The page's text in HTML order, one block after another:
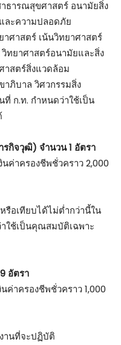
ธารณสุขศาสตร์ อนามัยสิ่ง
ละความปลอดภัย
ศาสตร์ เน้นวิทยาศาสตร์
ทยาศาสตร์อนามัยและสิ่ง
าสตร์สิ่งแวดล้อม
าภิบาล วิศวกรรมสิ่ง
ก.ท. กำหนดว่าใช้เป็น
กิจวุฒิ) จำนวน 1 อัตรา
นค่าครองชีพชั่วคราว 2,000
อเทียบได้ไม่ต่ำกว่านี้ใน
ใช้เป็นคุณสมบัติเฉพาะ
อัตรา
ค่าครองชีพชั่วคราว 1,000
านที่จะปฏิบัติ